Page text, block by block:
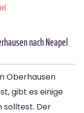
nach Neapel
Oberhausen
gibt es einige
solltest. Der